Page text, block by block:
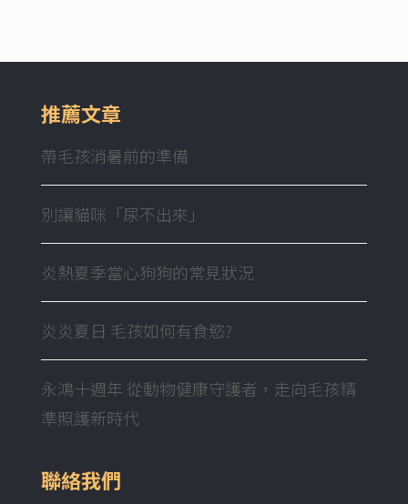
推薦文章
帶毛孩消暑前的準備
別讓貓咪「尿不出來」
炎熱夏季當心狗狗的常見狀況
炎炎夏日 毛孩如何有食慾?
永鴻十週年 從動物健康守護者，走向毛孩精
準照護新時代
聯絡我們